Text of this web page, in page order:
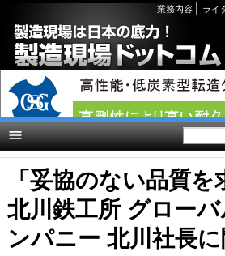
links
業務内容 ライ
「妥協のない品質
北川鉄工所 グロー
ンパニー 北川社長に